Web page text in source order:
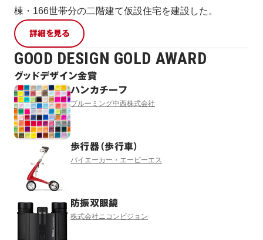
棟・166世帯分の二階建て仮設住宅を建設した。
詳細を見る
GOOD DESIGN GOLD AWARD
グッドデザイン金賞
ハンカチーフ
ブルーミング中西株式会社
歩行器（歩行車）
バイエーカー・エーピーエス
防振双眼鏡
株式会社ニコンビジョン